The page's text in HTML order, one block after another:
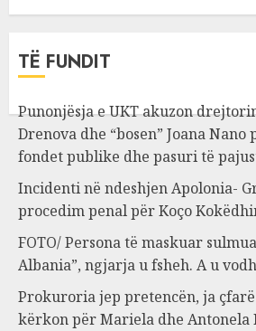
TË FUNDIT
Punonjësja e UKT akuzon
Drenova dhe “bosen” Joana Nano
fondet publike dhe pasuri të
Incidenti në ndeshjen Apolonia-
procedim penal për Koço
FOTO/ Persona të maskuar
Albania”, ngjarja u fsheh. A u
Prokuroria jep pretencën, ja
kërkon për Mariela dhe Antonela